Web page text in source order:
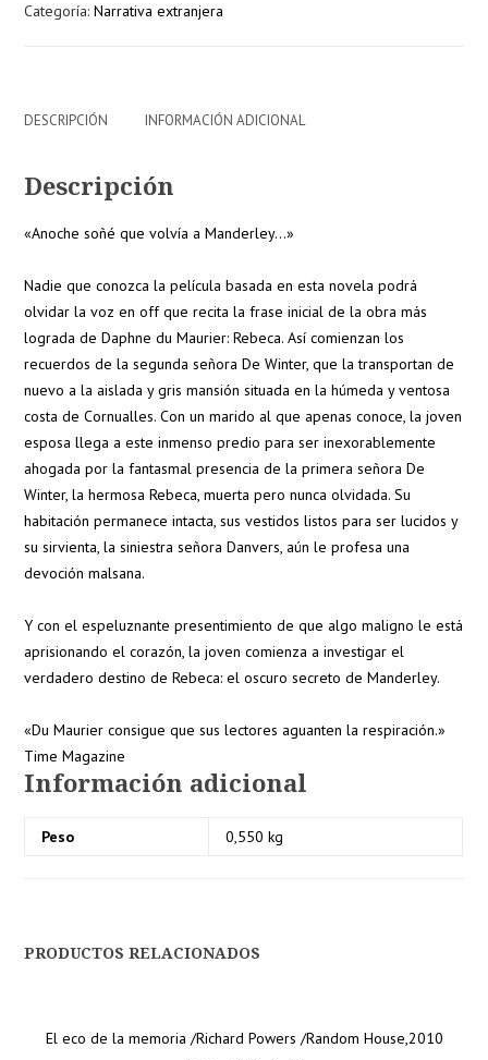
Categoría:Narrativa extranjera
DESCRIPCIÓN INFORMACIÓN ADICIONAL
Descripción
«Anoche soñé que volvía a Manderley…»
Nadie que conozca la película basada en esta novela podrá
olvidar la voz en off que recita la frase inicial de la obra más
lograda de Daphne du Maurier: Rebeca. Así comienzan los
recuerdos de la segunda señora De Winter, que la transportan de
nuevo a la aislada y gris mansión situada en la húmeda y ventosa
costa de Cornualles. Con un marido al que apenas conoce, la joven
esposa llega a este inmenso predio para ser inexorablemente
ahogada por la fantasmal presencia de la primera señora De
Winter, la hermosa Rebeca, muerta pero nunca olvidada. Su
habitación permanece intacta, sus vestidos listos para ser lucidos y
su sirvienta, la siniestra señora Danvers, aún le profesa una
devoción malsana.
Y con el espeluznante presentimiento de que algo maligno le está
aprisionando el corazón, la joven comienza a investigar el
verdadero destino de Rebeca: el oscuro secreto de Manderley.
«Du Maurier consigue que sus lectores aguanten la respiración.»
Time Magazine
Información adicional
Peso 0,550 kg
PRODUCTOS RELACIONADOS
El eco de la memoria /Richard Powers /Random House,2010